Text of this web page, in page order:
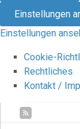
Einstellungen
Einstellungen
Cookie-
Rechtliches
Kontakt /